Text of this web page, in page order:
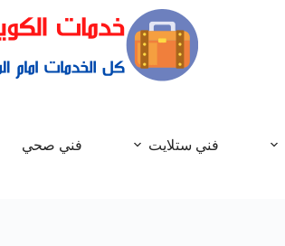
فني ستلايت فني صحي